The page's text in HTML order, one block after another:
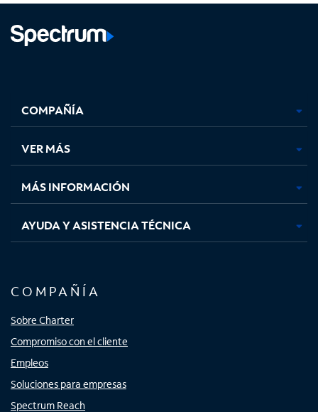
abre
en
pestaña
nueva
abre
en
pestaña
nueva
abre
en
pestaña
nueva
en
nueva
COMPAÑÍA
VER MÁS
MÁS INFORMACIÓN
AYUDA Y ASISTENCIA TÉCNICA
COMPAÑÍA
Sobre Charter
Compromiso con el cliente
Empleos
Soluciones para empresas
Spectrum Reach